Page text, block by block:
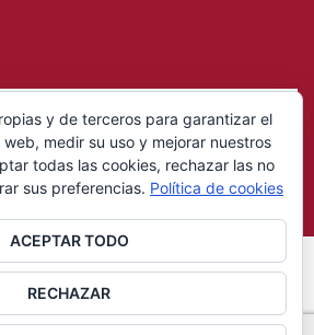
de Castilla-La Mancha
y de terceros para garantizar el
medir su uso y mejorar nuestros
todas las cookies, rechazar las no
sus preferencias. Política de cookies
ACEPTAR TODO
RECHAZAR